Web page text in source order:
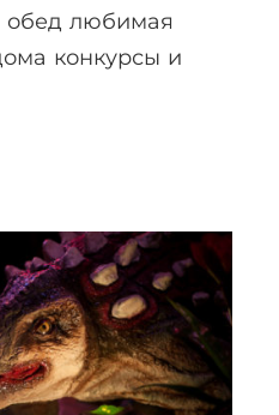
обед любимая
конкурсы и